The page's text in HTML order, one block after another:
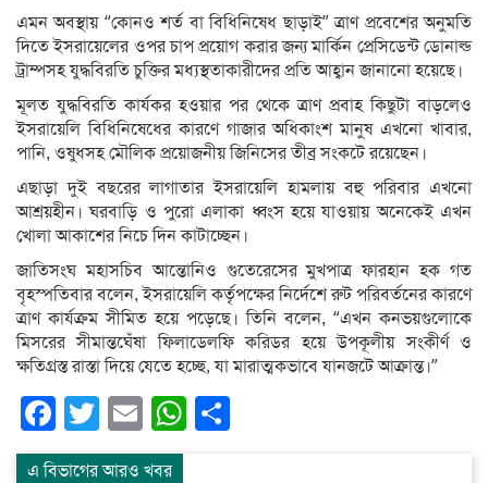
এমন অবস্থায় “কোনও শর্ত বা বিধিনিষেধ ছাড়াই” ত্রাণ প্রবেশের অনুমতি
দিতে ইসরায়েলের ওপর চাপ প্রয়োগ করার জন্য মার্কিন প্রেসিডেন্ট ডোনাল্ড
ট্রাম্পসহ যুদ্ধবিরতি চুক্তির মধ্যস্থতাকারীদের প্রতি আহ্বান জানানো হয়েছে।
মূলত যুদ্ধবিরতি কার্যকর হওয়ার পর থেকে ত্রাণ প্রবাহ কিছুটা বাড়লেও
ইসরায়েলি বিধিনিষেধের কারণে গাজার অধিকাংশ মানুষ এখনো খাবার,
পানি, ওষুধসহ মৌলিক প্রয়োজনীয় জিনিসের তীব্র সংকটে রয়েছেন।
এছাড়া দুই বছরের লাগাতার ইসরায়েলি হামলায় বহু পরিবার এখনো
আশ্রয়হীন। ঘরবাড়ি ও পুরো এলাকা ধ্বংস হয়ে যাওয়ায় অনেকেই এখন
খোলা আকাশের নিচে দিন কাটাচ্ছেন।
জাতিসংঘ মহাসচিব আন্তোনিও গুতেরেসের মুখপাত্র ফারহান হক গত
বৃহস্পতিবার বলেন, ইসরায়েলি কর্তৃপক্ষের নির্দেশে রুট পরিবর্তনের কারণে
ত্রাণ কার্যক্রম সীমিত হয়ে পড়েছে। তিনি বলেন, “এখন কনভয়গুলোকে
মিসরের সীমান্তঘেঁষা ফিলাডেলফি করিডর হয়ে উপকূলীয় সংকীর্ণ ও
ক্ষতিগ্রস্ত রাস্তা দিয়ে যেতে হচ্ছে, যা মারাত্মকভাবে যানজটে আক্রান্ত।”
Facebook
Twitter
EmailWhatsApp
এ বিভাগের আরও খবর